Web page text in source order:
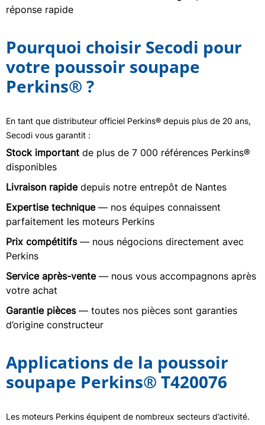
réponse rapide
Pourquoi choisir Secodi pour
votre poussoir soupape
Perkins® ?
En tant que distributeur officiel Perkins® depuis plus de 20 ans,
Secodi vous garantit :
Stock important de plus de 7 000 références Perkins®
disponibles
Livraison rapidedepuis notre entrepôt de Nantes
Expertise technique— nos équipes connaissent
parfaitement les moteurs Perkins
Prix compétitifs— nous négocions directement avec
Perkins
Service après-vente— nous vous accompagnons après
votre achat
Garantie pièces— toutes nos pièces sont garanties
d’origine constructeur
Applications de la poussoir
soupape Perkins® T420076
Les moteurs Perkins équipent de nombreux secteurs d’activité.